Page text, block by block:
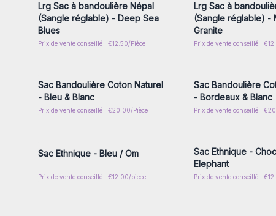
Lrg Sac à bandoulière Népal
(Sangle réglable) - Deep Sea
Blues
Prix de vente conseillé : €12.50/Pièce
Lrg Sac à
(Sangle réglable) -
Granite
Prix de vente conseillé :
Connectez-vous ou inscrivez-
Sac Bandoulière Coton Naturel
- Bleu & Blanc
Prix de vente conseillé : €20.00/Pièce
Connectez-vous ou
Sac Bandoulière
- Bordeaux & Blanc
Prix de vente conseillé :
Connectez-vous ou inscrivez-
Sac Ethnique - Bleu / Om
Prix de vente conseillé : €12.00/piece
Connectez-vous ou
Sac Ethnique -
Elephant
Prix de vente conseillé :